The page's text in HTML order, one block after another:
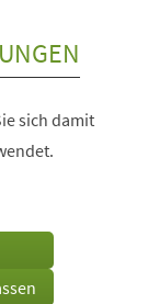
sich damit